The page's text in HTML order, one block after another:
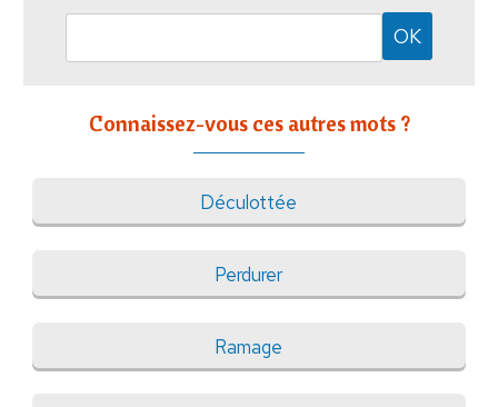
Connaissez-vous ces autres mots ?
Déculottée
Perdurer
Ramage